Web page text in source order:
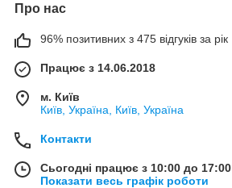
Про нас
96% позитивних з 475 відгуків за рік
Працює з 14.06.2018
м. Київ
Київ, Україна, Київ, Україна
Контакти
Сьогодні працює з 10:00 до 17:00
Показати весь графік роботи